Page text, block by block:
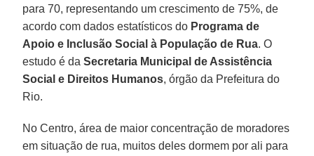
para 70, representando um crescimento de 75%, de
acordo com dados estatísticos do Programa de
Apoio e Inclusão Social à População de Rua. O
estudo é daSecretaria Municipal de Assistência
Social e Direitos Humanos, órgão da Prefeitura do
Rio.
No Centro, área de maior concentração de moradores
em situação de rua, muitos deles dormem por ali para